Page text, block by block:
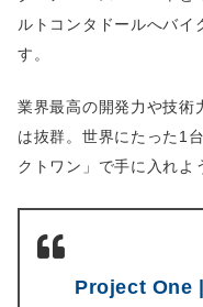
ルトコンタドールへバイ
す。
業界最高の開発力や技術
は抜群。世界にたった1
クトワン」で手に入れよ
Project One